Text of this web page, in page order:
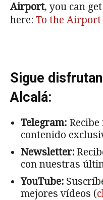
Airport, you can
here: To the Airport
Sigue
Alcalá:
Telegram:
contenido
Newsletter:
con nuestras
YouTube:
mejores vídeos (